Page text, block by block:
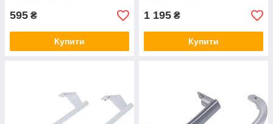
595 ₴
Купити
1 195 ₴
Купити